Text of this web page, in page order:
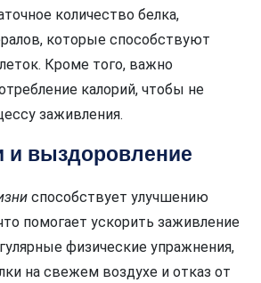
количество белка,
которые способствуют
Кроме того, важно
калорий, чтобы не
заживления.
и выздоровление
способствует улучшению
помогает ускорить заживление
физические упражнения,
на свежем воздухе и отказ от